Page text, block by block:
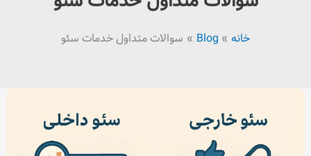
خانه Blog سوالات متداول خدمات سئو